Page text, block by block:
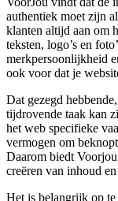
authentiek moet zijn
klanten altijd aan om
teksten, logo’s en
merkpersoonlijkheid
ook voor dat je
Dat gezegd
tijdrovende taak kan
het web specifieke
vermogen om
Daarom biedt
creëren van inhoud
Het is belangrijk op